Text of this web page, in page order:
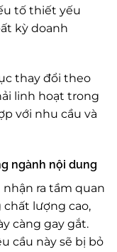
tố thiết yếu
kỳ doanh
thay đổi theo
linh hoạt trong
với nhu cầu và
ngành nội dung
ra tầm quan
lượng cao,
càng gay gắt.
cầu này sẽ bị bỏ